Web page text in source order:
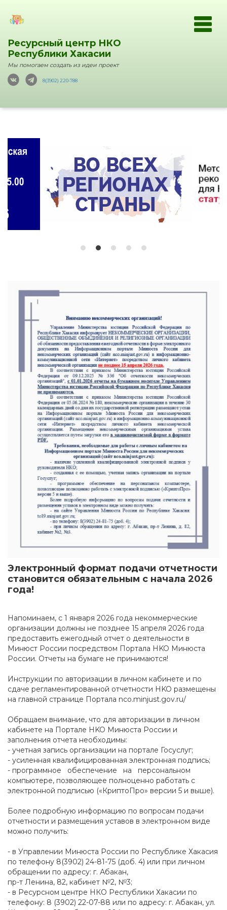
Ресурсный центр НКО
Республики Хакасии
Мы помогаем создать из идеи проект
8(3902) 220-788
Электронный формат подачи отчетности
становится обязательным с начала 2026
года!
Напоминаем, с 1 января 2026 года некоммерческие
организации должны не позднее 15 апреля 2026 года
предоставить ежегодный отчет о деятельности в
Минюст России посредством Портала HKO Минюста
России. Отчеты на бумаге не принимаются!
Инструкции по авторизации в личном кабинете и по
сдаче регламентированной отчетности HKO размещены
на главной странице Портала nco.minjust.gov.ru/
Обращаем внимание, что для авторизации в личном
кабинете на Портале HKO Минюста России и
заполнения отчета необходимы:
- учетная запись организации на портале Госуслуг;
- усиленная квалифицированная электронная подпись;
- программное обеспечение на персональном
компьютере, позволяющее полноценно работать с
электронной подписью («КриптоПро» версии 5 и выше).
Более подробную информацию по вопросам подачи
отчетности и размещения уставов в электронном виде
можно получить:
- в Управлении Минюста России по Республике Хакасия
по телефону 8(3902) 24-81-75 (доб. 4) или при личном
обращении по адресу: г. Абакан,
пр-т Ленина, 82, кабинет №2, №3;
- в Ресурсном центре НКО Республики Хакасии по
телефону: 8 (3902) 22-07-88 или по адресу: г. Абакан, ул.